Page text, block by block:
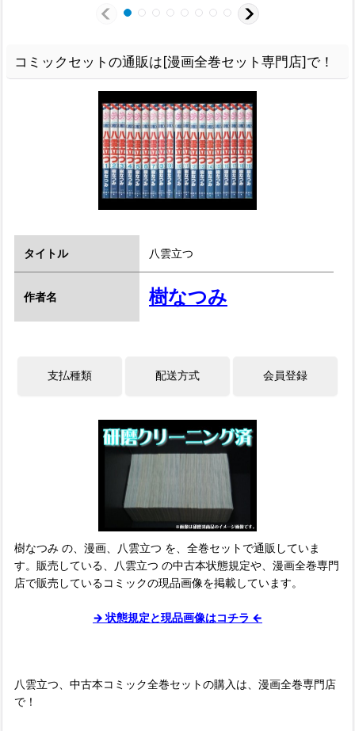
コミックセットの通販は[漫画全巻セット専門店]で！
タイトル 八雲立つ
作者名 樹なつみ
樹なつみ の、漫画、八雲立つ を、全巻セットで通販していま
す。販売している、八雲立つ の中古本状態規定や、漫画全巻専門
店で販売しているコミックの現品画像を掲載しています。
→ 状態規定と現品画像はコチラ ←
八雲立つ、中古本コミック全巻セットの購入は、漫画全巻専門店
で！